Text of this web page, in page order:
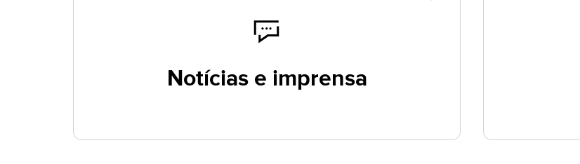
Notícias e imprensa